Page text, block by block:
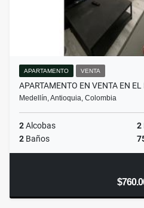
APARTAMENTO VENTA
APARTAMENTO EN VENTA EN
Medellín, Antioquia, Colombia
2Alcobas 2
2 Baños